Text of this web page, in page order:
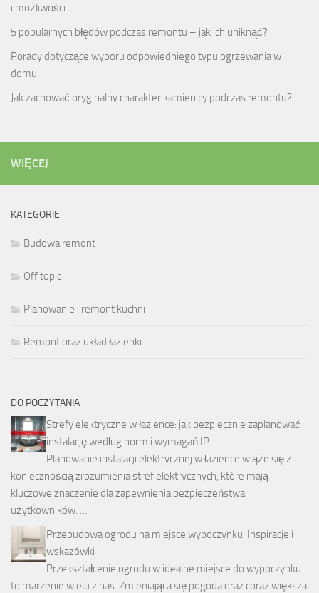
i możliwości
5 popularnych błędów podczas remontu – jak ich uniknąć?
Porady dotyczące wyboru odpowiedniego typu ogrzewania w
domu
Jak zachować oryginalny charakter kamienicy podczas remontu?
WIĘCEJ
KATEGORIE
Budowa remont
Off topic
Planowanie i remont kuchni
Remont oraz układ łazienki
DO POCZYTANIA
Strefy elektryczne w łazience: jak bezpiecznie zaplanować
instalację według norm i wymagań IP
Planowanie instalacji elektrycznej w łazience wiąże się z
koniecznością zrozumienia stref elektrycznych, które mają
kluczowe znaczenie dla zapewnienia bezpieczeństwa
użytkowników. …
Przebudowa ogrodu na miejsce wypoczynku: Inspiracje i
wskazówki
Przekształcenie ogrodu w idealne miejsce do wypoczynku
to marzenie wielu z nas. Zmieniająca się pogoda oraz coraz większa